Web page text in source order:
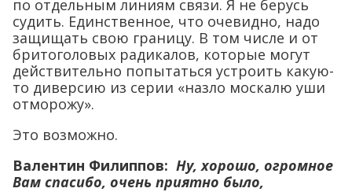
по отдельным линиям связи. Я не берусь
судить. Единственное, что очевидно, надо
защищать свою границу. В том числе и от
бритоголовых радикалов, которые могут
действительно попытаться устроить какую-
то диверсию из серии «назло москалю уши
отморожу».
Это возможно.
Валентин Филиппов: Ну, хорошо, огромное
Вам спасибо, очень приятно было,